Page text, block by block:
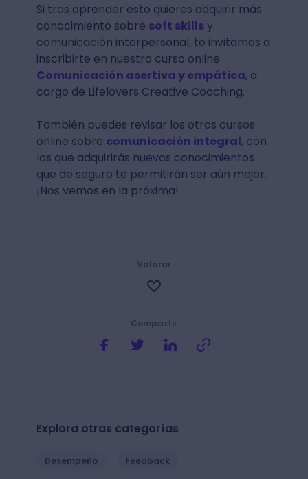
Si tras aprender esto quieres adquirir más
conocimiento sobre soft skillsy
comunicación interpersonal, te invitamos a
inscribirte en nuestro curso online
Comunicación asertiva y empática, a
cargo de Lifelovers Creative Coaching.
También puedes revisar los otros cursos
online sobre comunicación integral, con
los que adquirirás nuevos conocimientos
que de seguro te permitirán ser aún mejor.
¡Nos vemos en la próxima!
Compartir
Valorar
Explora otras categorías
Desempeño Feedback